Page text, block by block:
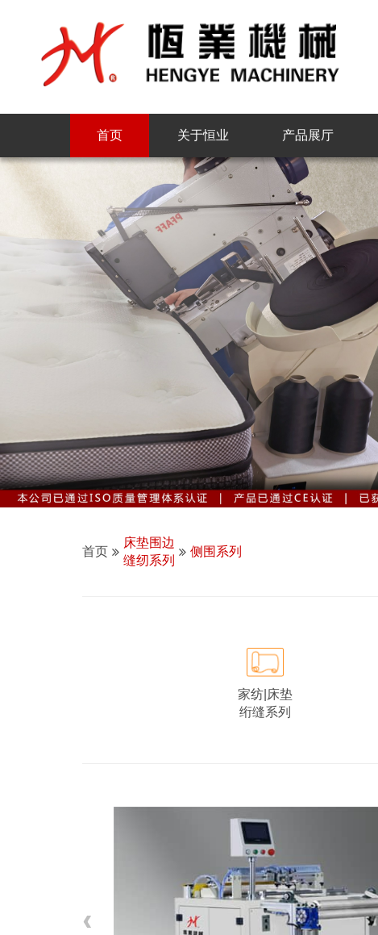
首页 关于恒业 产品展厅
首页
床垫围边
缝纫系列
侧围系列
家纺|床垫
绗缝系列